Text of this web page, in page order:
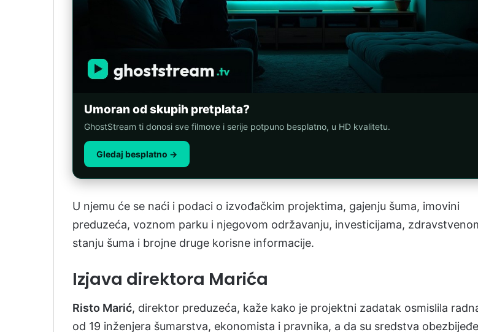
Umoran od skupih pretplata?
GhostStream ti donosi sve filmove i serije potpuno besplatno, u HD kvalitetu.
Gledaj besplatno →
U njemu će se naći i podaci o izvođačkim projektima, gajenju šuma, imovini
preduzeća, voznom parku i njegovom održavanju, investicijama,
stanju šuma i brojne druge korisne informacije.
Izjava direktora Marića
Risto Marić, direktor preduzeća, kaže kako je projektni zadatak osmislila
od 19 inženjera šumarstva, ekonomista i pravnika, a da su sredstva